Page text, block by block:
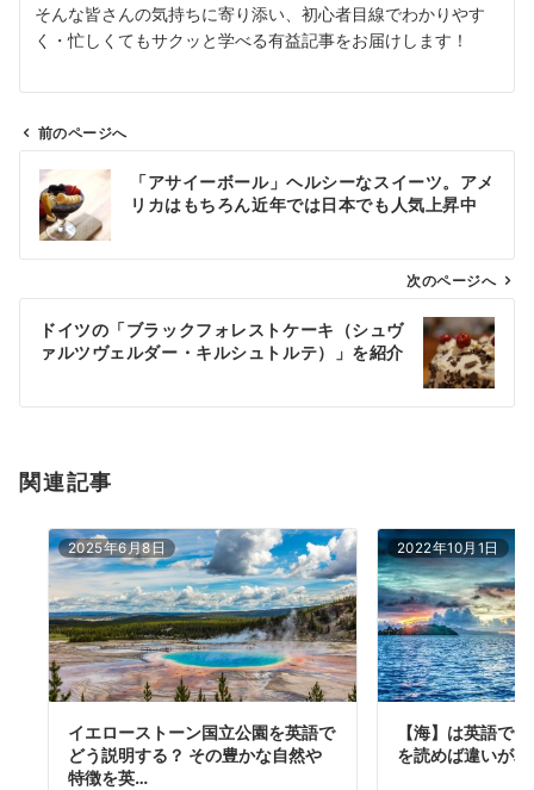
そんな皆さんの気持ちに寄り添い、初心者目線でわかりやす
く・忙しくてもサクッと学べる有益記事をお届けします！
ビ
ン
前のページへ
「アサイーボール」ヘルシーなスイーツ。アメ
リカはもちろん近年では日本でも人気上昇中
次のページへ
ドイツの「ブラックフォレストケーキ（シュヴ
ァルツヴェルダー・キルシュトルテ）」を紹介
関連記事
2025年6月8日
イエローストーン国立公園を英語で
どう説明する？ その豊かな自然や
特徴を英…
2022年10月1日
【海】は英語で
を読めば違いが